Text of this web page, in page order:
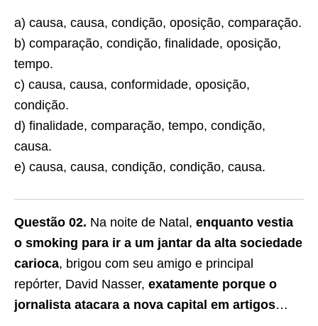
a) causa, causa, condição, oposição, comparação.
b) comparação, condição, finalidade, oposição,
tempo.
c) causa, causa, conformidade, oposição,
condição.
d) finalidade, comparação, tempo, condição,
causa.
e) causa, causa, condição, condição, causa.
Questão 02. Na noite de Natal, enquanto vestia
o smoking para ir a um jantar da alta sociedade
carioca, brigou com seu amigo e principal
repórter, David Nasser, exatamente porque o
jornalista atacara a nova capital em artigos…